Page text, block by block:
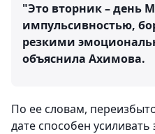
"Это вторник – день
импульсивностью,
резкими
объяснила Ахимова.
По ее словам,
дате способен